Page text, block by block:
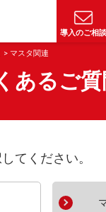
導入のご相談
マスタ関連
あるご質
てください。